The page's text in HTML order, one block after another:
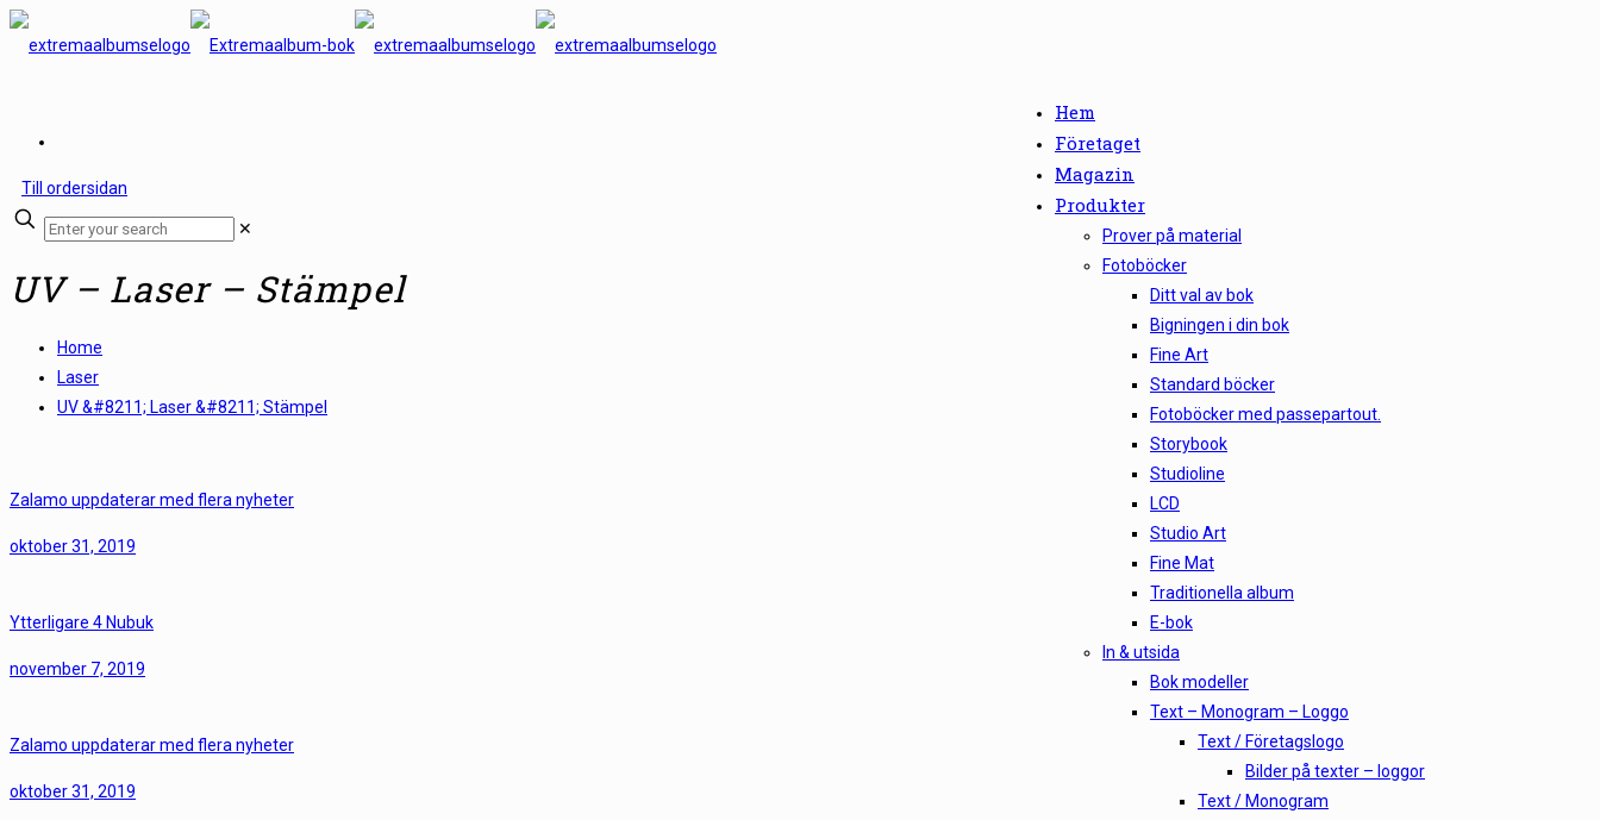
Hem
Företaget
Magazin
Produkter
Prover på material
Fotoböcker
Ditt val av bok
Bigningen i din bok
Fine Art
Standard böcker
Fotoböcker med passepartout.
Storybook
Studioline
LCD
Studio Art
Fine Mat
Traditionella album
E-bok
In & utsida
Bok modeller
Text – Monogram – Loggo
Text / Företagslogo
Bilder på texter – loggor
Text / Monogram
Till ordersidan
✕
UV – Laser – Stämpel
Home
Laser
UV &#8211; Laser &#8211; Stämpel
Zalamo uppdaterar med flera nyheter
oktober 31, 2019
Ytterligare 4 Nubuk
november 7, 2019
Zalamo uppdaterar med flera nyheter
oktober 31, 2019